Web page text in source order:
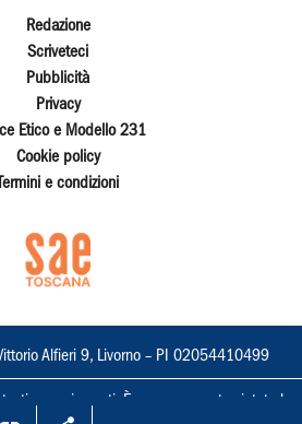
Redazione
Scriveteci
Pubblicità
Privacy
Etico e Modello 231
Cookie policy
Termini e condizioni
Alfieri 9, Livorno – PI 02054410499
sono riservati. È espressamente vietata la